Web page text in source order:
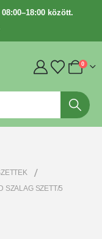
között.
0
SZALAG SZETT/5